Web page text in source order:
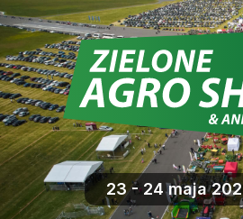
23 - 24 maja